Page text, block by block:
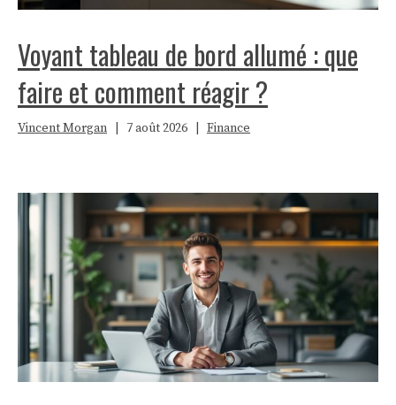
Voyant tableau de bord allumé : que
faire et comment réagir ?
Vincent Morgan 7 août 2026 Finance